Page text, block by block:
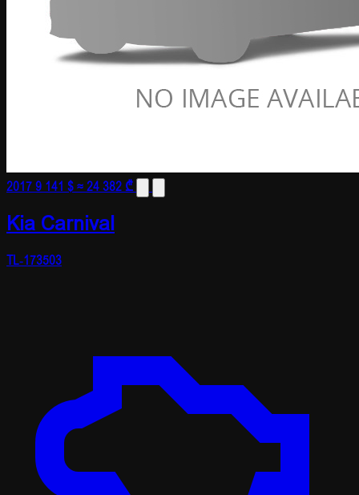
20179 141 $≈ 24 382 ₾
Kia Carnival
TL-173503